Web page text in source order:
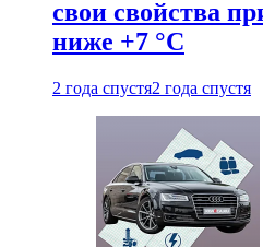
свои свойства
ниже +7 °C
2 года спустя2 года спустя